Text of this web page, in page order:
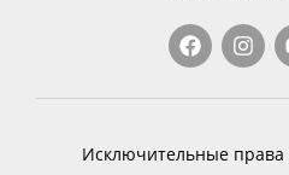
Исключительные права